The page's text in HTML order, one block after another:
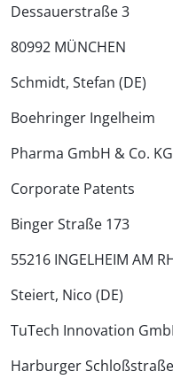
Dessauerstraße 3
80992 MÜNCHEN
Schmidt, Stefan (DE)
Boehringer Ingelheim
Pharma GmbH & Co. KG
Corporate Patents
Binger Straße 173
55216 INGELHEIM AM
Steiert, Nico (DE)
TuTech Innovation
Harburger